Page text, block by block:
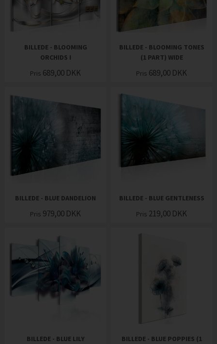
BILLEDE - BLOOMING
ORCHIDS I
Pris 689,00 DKK
BILLEDE - BLOOMING TONES
(1 PART) WIDE
Pris 689,00 DKK
BILLEDE - BLUE DANDELION
Pris 979,00 DKK
BILLEDE - BLUE GENTLENESS
Pris 219,00 DKK
BILLEDE - BLUE LILY
BILLEDE - BLUE POPPIES (1